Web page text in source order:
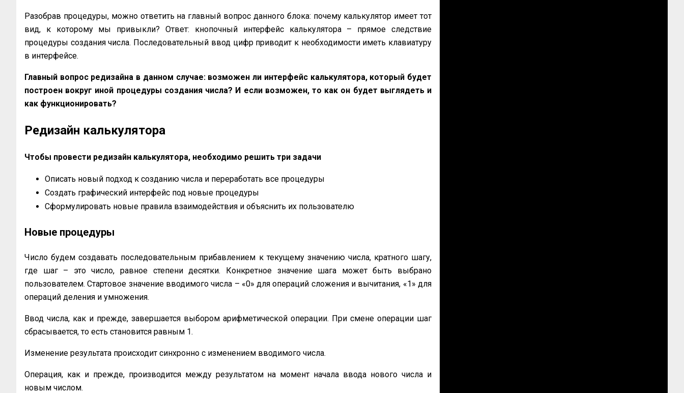
Разобрав процедуры, можно ответить на главный вопрос данного блока: почему калькулятор имеет тот
вид, к которому мы привыкли? Ответ: кнопочный интерфейс калькулятора – прямое следствие
процедуры создания числа. Последовательный ввод цифр приводит к необходимости иметь клавиатуру
в интерфейсе.
Главный вопрос редизайна в данном случае: возможен ли интерфейс калькулятора, который будет
построен вокруг иной процедуры создания числа? И если возможен, то как он будет выглядеть и
как функционировать?
Редизайн калькулятора
Чтобы провести редизайн калькулятора, необходимо решить три задачи
Описать новый подход к созданию числа и переработать все процедуры
Создать графический интерфейс под новые процедуры
Сформулировать новые правила взаимодействия и объяснить их пользователю
Новые процедуры
Число будем создавать последовательным прибавлением к текущему значению числа, кратного шагу,
где шаг – это число, равное степени десятки. Конкретное значение шага может быть выбрано
пользователем. Стартовое значение вводимого числа – «0» для операций сложения и вычитания, «1» для
операций деления и умножения.
Ввод числа, как и прежде, завершается выбором арифметической операции. При смене операции шаг
сбрасывается, то есть становится равным 1.
Изменение результата происходит синхронно с изменением вводимого числа.
Операция, как и прежде, производится между результатом на момент начала ввода нового числа и
новым числом.